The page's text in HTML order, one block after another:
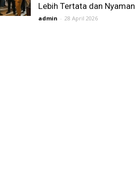
Lebih Tertata dan Nyaman
admin - 28 April 2026